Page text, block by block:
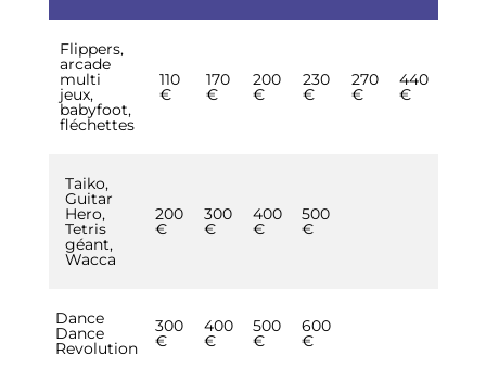
Flippers,
arcade
multi
jeux,
babyfoot,
fléchettes
110
€
170
€
200
€
230
€
270
€
440
€
Taiko,
Guitar
Hero,
Tetris
géant,
Wacca
200
€
300
€
400
€
500
€
Dance
Dance
Revolution
300
€
400
€
500
€
600
€